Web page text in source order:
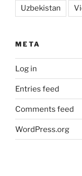
Uzbekistan
META
Log in
Entries feed
Comments feed
WordPress.org